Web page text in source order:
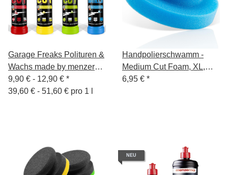
Garage Freaks Polituren &
Wachs made by menzerna
- 250 ml
9,90 € - 12,90 € *
39,60 € - 51,60 € pro 1 l
Handpolierschwamm -
Medium Cut Foam, XL,
blau, Ø 130/50mm
6,95 € *
NEU